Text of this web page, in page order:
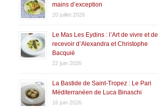
mains d’exception
20 juillet 2026
Le Mas Les Eydins : l’Art de vivre et de
recevoir d’Alexandra et Christophe
Bacquié
22 juin 2026
La Bastide de Saint-Tropez : Le Pari
Méditerranéen de Luca Binaschi
16 juin 2026